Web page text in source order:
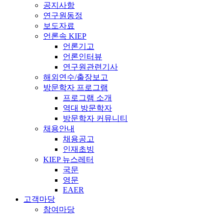
공지사항
연구원동정
보도자료
언론속 KIEP
언론기고
언론인터뷰
연구원관련기사
해외연수/출장보고
방문학자 프로그램
프로그램 소개
역대 방문학자
방문학자 커뮤니티
채용안내
채용공고
인재초빙
KIEP 뉴스레터
국문
영문
EAER
고객마당
참여마당